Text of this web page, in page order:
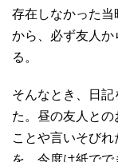
存在しなかった
から、必ず友人か
る。
そんなとき、日
た。昼の友人と
ことや言いそび
を、今度は紙で